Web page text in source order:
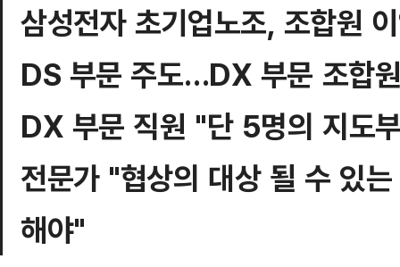
삼성전자 초기업노조, 조합원
DS 부문 주도…DX 부문 조합
DX 부문 직원 "단 5명의 지도
전문가 "협상의 대상 될 수 있
해야"